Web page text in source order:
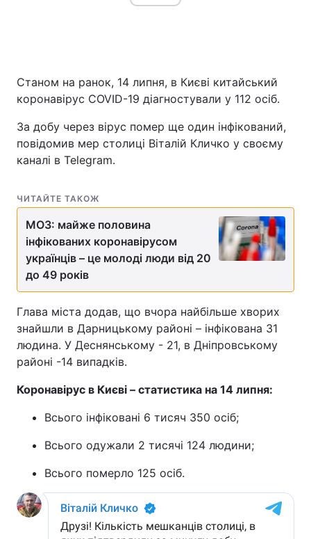
Станом на ранок, 14 липня, в Києві китайський
коронавірус COVID-19 діагностували у 112 осіб.
За добу через вірус помер ще один інфікований,
повідомив мер столиці Віталій Кличко у своєму
каналі в Telegram.
ЧИТАЙТЕ ТАКОЖ
МОЗ: майже половина
інфікованих коронавірусом
українців – це молоді люди від 20
до 49 років
Глава міста додав, що вчора найбільше хворих
знайшли в Дарницькому районі – інфікована 31
людина. У Деснянському - 21, в Дніпровському
районі -14 випадків.
Коронавірус в Києві – статистика на 14 липня:
Всього інфіковані 6 тисяч 350 осіб;
Всього одужали 2 тисячі 124 людини;
Всього померло 125 осіб.